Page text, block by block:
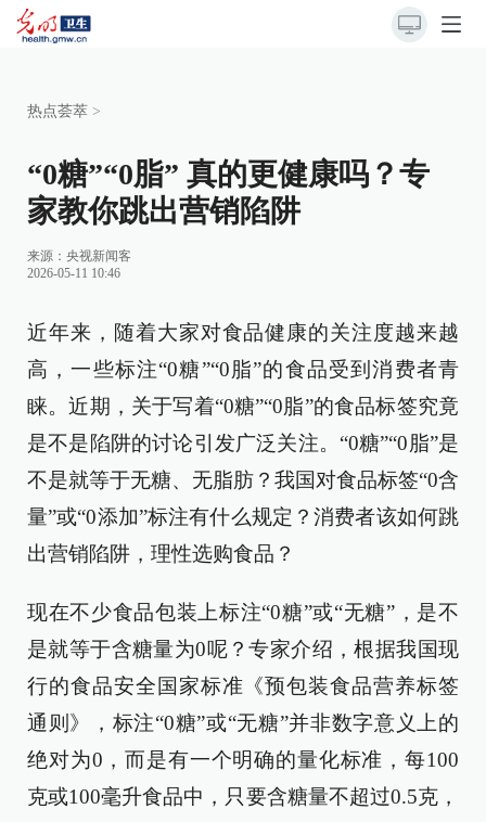
热点荟萃 >
“0糖”“0脂” 真的更健康吗？专
家教你跳出营销陷阱
来源： 央视新闻客
2026-05-11 10:46
近年来，随着大家对食品健康的关注度越来越
高，一些标注“0糖”“0脂”的食品受到消费者青
睐。近期，关于写着“0糖”“0脂”的食品标签究竟
是不是陷阱的讨论引发广泛关注。“0糖”“0脂”是
不是就等于无糖、无脂肪？我国对食品标签“0含
量”或“0添加”标注有什么规定？消费者该如何跳
出营销陷阱，理性选购食品？
现在不少食品包装上标注“0糖”或“无糖”，是不
是就等于含糖量为0呢？专家介绍，根据我国现
行的食品安全国家标准《预包装食品营养标签
通则》，标注“0糖”或“无糖”并非数字意义上的
绝对为0，而是有一个明确的量化标准，每100
克或100毫升食品中，只要含糖量不超过0.5克，